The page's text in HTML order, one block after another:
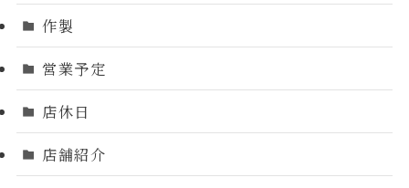
作製
営業予定
店休日
店舗紹介